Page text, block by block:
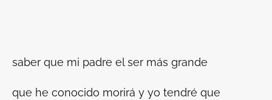
saber que mi padre el ser más grande
que he conocido morirá y yo tendré que